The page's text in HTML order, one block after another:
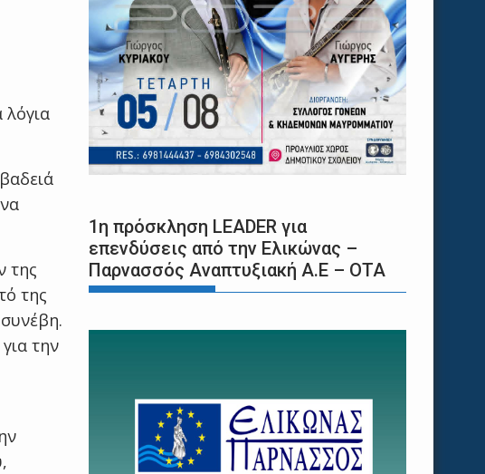
της
της
την
1η πρόσκληση LEADER για
επενδύσεις από την Ελικώνας –
Παρνασσός Αναπτυξιακή Α.Ε – ΟΤΑ